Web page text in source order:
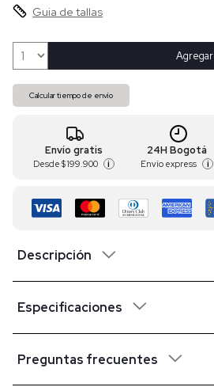
Guia de tallas
Agregar
Calcular tiempo de envío
Envío gratis
Desde $ 199.900 i
24H Bogotá
Envío express i
Descripción
Especificaciones
Preguntas frecuentes